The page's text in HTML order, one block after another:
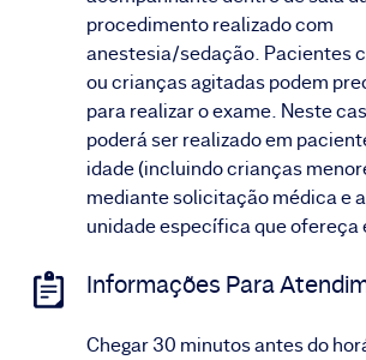
procedimento realizado com
anestesia/sedação. Pacientes
ou crianças agitadas podem
para realizar o exame. Neste
poderá ser realizado em
idade (incluindo crianças
mediante solicitação médica e
unidade específica que ofereça
Informações Para
Chegar 30 minutos antes do